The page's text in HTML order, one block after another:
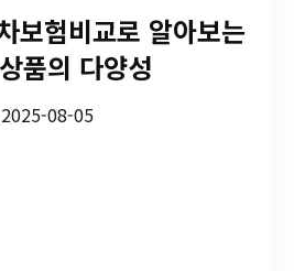
보험비교로 알아보는
품의 다양성
2025-08-05